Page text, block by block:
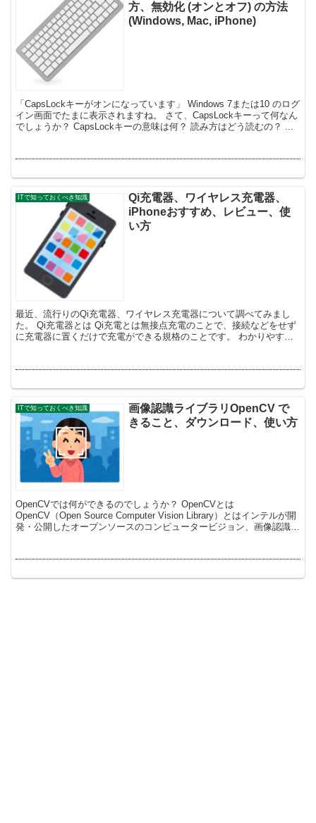
方、無効化 (オンとオフ) の方法
(Windows, Mac, iPhone)
「CapsLockキーがオンになっています」 Windows 7または10 のログ
イン画面でたまに表示されますね。 さて、CapsLockキーって何なん
ITで知っておくべき知識
Qi充電器、ワイヤレス充電器、
iPhoneおすすめ、レビュー、使
い方
最近、流行りのQi充電器、ワイヤレス充電器について調べてみまし
た。 Qi充電器とは Qi充電とは無接点充電のことで、接続などをせず
に充電器に置くだけで充電ができる規格のことです。 わかりやすく
ITで知っておくべき知識
画像認識ライブラリOpenCV で
きること、ダウンロード、使い方
OpenCVでは何ができるのでしょうか？ OpenCVとは
OpenCV（Open Source Computer Vision Library）とはインテルが開
発・公開したオープンソースのコンピュータービジョン、画像認識、